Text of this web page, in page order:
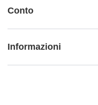
Conto
Informazioni